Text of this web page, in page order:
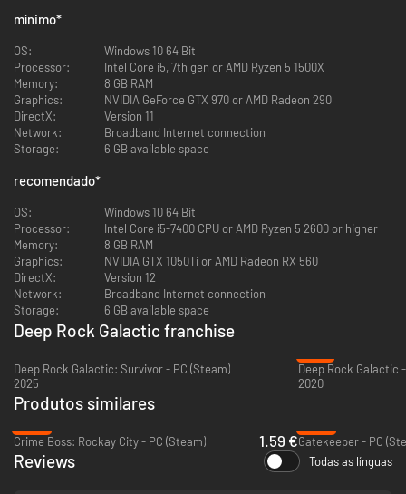
Todas as operações de mineração em Hoxxes de repente ficaram fora do
escavação. Desde o Apagão Cinzento, nada entra e nada sai.
A Corporação Deep Rock Galactic precisa que nossas instalações de
mineração sejam asseguradas e fiquem operacionais imediatamente.
Métodos convencionais não parecem estar funcionando.
É por isso que estamos enviando os Recuperadores.
Os Recuperadores são a força de segurança de elite da Deep Rock
mínimo*
OS:
Windows 10 64 Bit
Processor:
Intel Core i5, 7th gen or AMD Ryzen 5 1500X
Memory:
8 GB RAM
Graphics:
NVIDIA GeForce GTX 970 or AMD Radeon 290
DirectX:
Version 11
Network:
Broadband Internet connection
Storage:
6 GB available space
recomendado*
OS:
Windows 10 64 Bit
Processor:
Intel Core i5-7400 CPU or AMD Ryzen 5 2600 or higher
Memory:
8 GB RAM
Graphics:
NVIDIA GTX 1050Ti or AMD Radeon RX 560
DirectX:
Version 12
Network:
Broadband Internet connection
Storage:
6 GB available space
Deep Rock Galactic franchise
Deep Rock Galactic: Survivor - PC (Steam)
2025
Deep Rock Galactic
2020
Produtos similares
Crime Boss: Rockay City - PC (Steam)
1.59 €Gatekeeper - PC
Reviews Todas as línguas